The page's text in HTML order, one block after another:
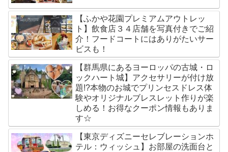
【ふかや花園プレミアムアウトレッ
ト】飲食店３４店舗を写真付きでご紹
介！フードコートにはありがたいサー
ビスも！
【群馬県にあるヨーロッパの古城・ロ
ックハート城】アクセサリーが付け放
題!?本物のお城でプリンセスドレス体
験やオリジナルブレスレット作りが楽
しめる！お得なクーポン情報もありま
す☆
【東京ディズニーセレブレーションホ
テル：ウィッシュ】お部屋の洗面台と